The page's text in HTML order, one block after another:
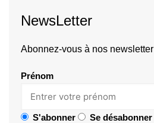
NewsLetter
Abonnez-vous à nos newsletter
Prénom
S'abonner Se désabonner